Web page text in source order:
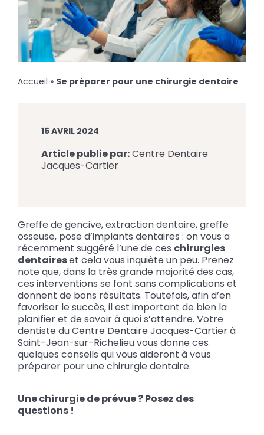
Accueil » Se préparer pour une chirurgie dentaire
15 AVRIL 2024
Article publie par:Centre Dentaire
Jacques-Cartier
Greffe de gencive, extraction dentaire, greffe
osseuse, pose d’implants dentaires : on vous a
récemment suggéré l’une de ces chirurgies
dentaireset cela vous inquiète un peu. Prenez
note que, dans la très grande majorité des cas,
ces interventions se font sans complications et
donnent de bons résultats. Toutefois, afin d’en
favoriser le succès, il est important de bien la
planifier et de savoir à quoi s’attendre. Votre
dentiste du Centre Dentaire Jacques-Cartier à
Saint-Jean-sur-Richelieu vous donne ces
quelques conseils qui vous aideront à vous
préparer pour une chirurgie dentaire.
Une chirurgie de prévue ? Posez des
questions !